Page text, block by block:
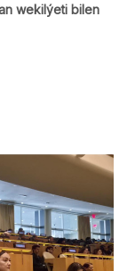
wekilýeti bilen